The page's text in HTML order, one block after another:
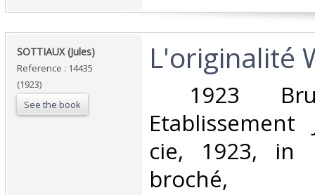
‎SOTTIAUX (Jules) ‎
Reference : 14435
(1923)
See the book
‎L'originalité
1923
cie, 1923, in
broché, ‎